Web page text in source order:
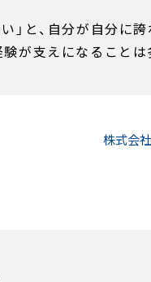
」と、自分が自分に
が支えになることは
株式会